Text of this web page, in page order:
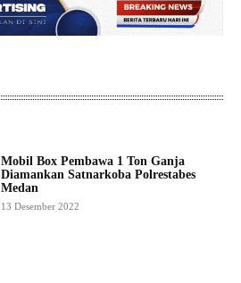
Mobil Box Pembawa 1 Ton Ganja
Diamankan Satnarkoba Polrestabes
Medan
13 Desember 2022